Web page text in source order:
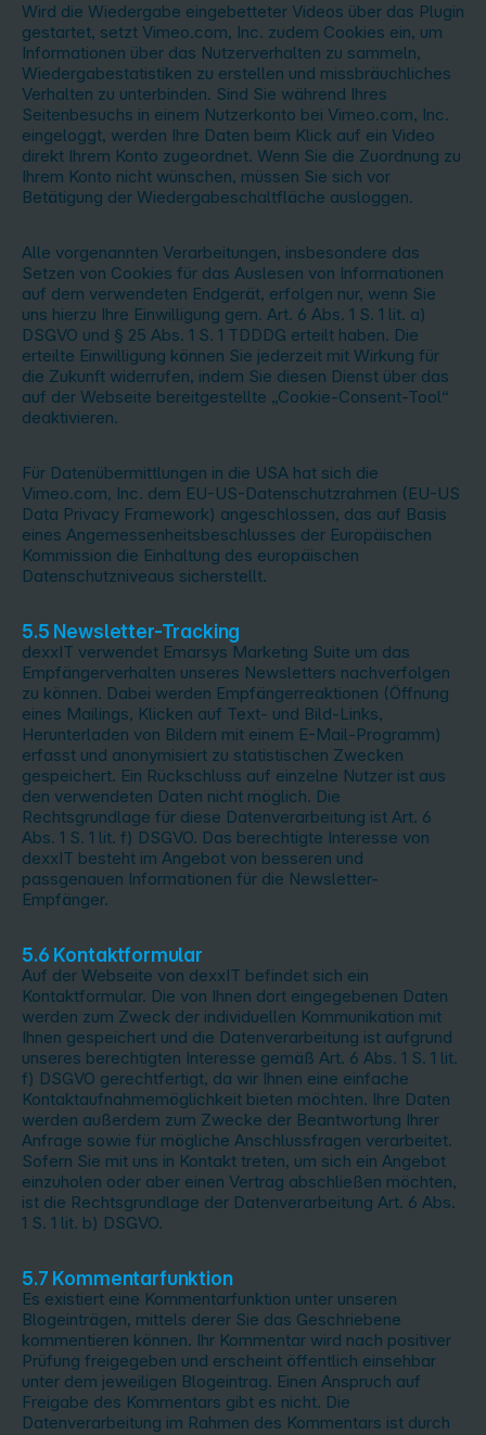
Wird die Wiedergabe eingebetteter Videos über das Plugin
gestartet, setzt Vimeo.com, Inc. zudem Cookies ein, um
Informationen über das Nutzerverhalten zu sammeln,
Wiedergabestatistiken zu erstellen und missbräuchliches
Verhalten zu unterbinden. Sind Sie während Ihres
Seitenbesuchs in einem Nutzerkonto bei Vimeo.com, Inc.
eingeloggt, werden Ihre Daten beim Klick auf ein Video
direkt Ihrem Konto zugeordnet. Wenn Sie die Zuordnung zu
Ihrem Konto nicht wünschen, müssen Sie sich vor
Betätigung der Wiedergabeschaltfläche ausloggen.
Alle vorgenannten Verarbeitungen, insbesondere das
Setzen von Cookies für das Auslesen von Informationen
auf dem verwendeten Endgerät, erfolgen nur, wenn Sie
uns hierzu Ihre Einwilligung gem. Art. 6 Abs. 1 S. 1 lit. a)
DSGVO und § 25 Abs. 1 S. 1 TDDDG erteilt haben. Die
erteilte Einwilligung können Sie jederzeit mit Wirkung für
die Zukunft widerrufen, indem Sie diesen Dienst über das
auf der Webseite bereitgestellte „Cookie-Consent-Tool“
deaktivieren.
Für Datenübermittlungen in die USA hat sich die
Vimeo.com, Inc. dem EU-US-Datenschutzrahmen (EU-US
Data Privacy Framework) angeschlossen, das auf Basis
eines Angemessenheitsbeschlusses der Europäischen
Kommission die Einhaltung des europäischen
Datenschutzniveaus sicherstellt.
5.5 Newsletter-Tracking
dexxIT verwendet Emarsys Marketing Suite um das
Empfängerverhalten unseres Newsletters nachverfolgen
zu können. Dabei werden Empfängerreaktionen (Öffnung
eines Mailings, Klicken auf Text- und Bild-Links,
Herunterladen von Bildern mit einem E-Mail-Programm)
erfasst und anonymisiert zu statistischen Zwecken
gespeichert. Ein Rückschluss auf einzelne Nutzer ist aus
den verwendeten Daten nicht möglich. Die
Rechtsgrundlage für diese Datenverarbeitung ist Art. 6
Abs. 1 S. 1 lit. f) DSGVO. Das berechtigte Interesse von
dexxIT besteht im Angebot von besseren und
passgenauen Informationen für die Newsletter-
Empfänger.
5.6 Kontaktformular
Auf der Webseite von dexxIT befindet sich ein
Kontaktformular. Die von Ihnen dort eingegebenen Daten
werden zum Zweck der individuellen Kommunikation mit
Ihnen gespeichert und die Datenverarbeitung ist aufgrund
unseres berechtigten Interesse gemäß Art. 6 Abs. 1 S. 1 lit.
f) DSGVO gerechtfertigt, da wir Ihnen eine einfache
Kontaktaufnahmemöglichkeit bieten möchten. Ihre Daten
werden außerdem zum Zwecke der Beantwortung Ihrer
Anfrage sowie für mögliche Anschlussfragen verarbeitet.
Sofern Sie mit uns in Kontakt treten, um sich ein Angebot
einzuholen oder aber einen Vertrag abschließen möchten,
ist die Rechtsgrundlage der Datenverarbeitung Art. 6 Abs.
1 S. 1 lit. b) DSGVO.
5.7 Kommentarfunktion
Es existiert eine Kommentarfunktion unter unseren
Blogeinträgen, mittels derer Sie das Geschriebene
kommentieren können. Ihr Kommentar wird nach positiver
Prüfung freigegeben und erscheint öffentlich einsehbar
unter dem jeweiligen Blogeintrag. Einen Anspruch auf
Freigabe des Kommentars gibt es nicht. Die
Datenverarbeitung im Rahmen des Kommentars ist durch